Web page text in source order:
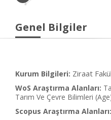
Genel Bilgiler
Kurum Bilgileri: Ziraat
WoS Araştırma Alanları:
Tarım Ve Çevre Bilimleri
Scopus Araştırma Alanları: